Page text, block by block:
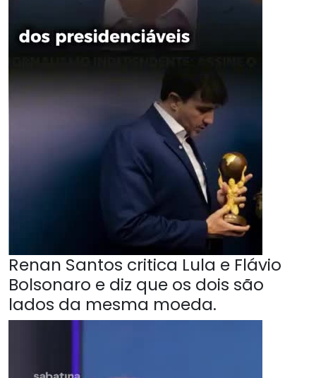
Renan Santos critica Lula e Flávio
Bolsonaro e diz que os dois são
lados da mesma moeda.